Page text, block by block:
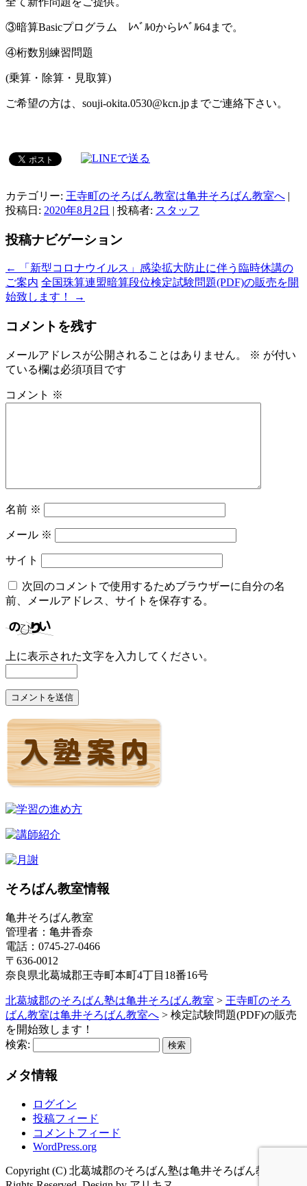
③暗算Basicプログラム ﾚﾍﾞﾙ0からﾚﾍﾞﾙ64まで。
④桁数別練習問題
(乗算・除算・見取算)
ご希望の方は、souji-okita.0530@kcn.jpまでご連絡下さい。
カテゴリー: 王寺町のそろばん教室は亀井そろばん教室へ |
投稿日: 2020年8月2日 | 投稿者: スタッフ
投稿ナビゲーション
←
「新型コロナウイルス」感染拡大防止に伴う臨時休講の
ご案内 全国珠算連盟暗算段位検定試験問題(PDF)の販売を開
始致します！
→
コメントを残す
メールアドレスが公開されることはありません。 ※ が付い
ている欄は必須項目です
コメント ※
名前 ※
メール ※
サイト
次回のコメントで使用するためブラウザーに自分の名
前、メールアドレス、サイトを保存する。
上に表示された文字を入力してください。
そろばん教室情報
亀井そろばん教室
管理者：亀井香奈
電話：0745-27-0466
〒636-0012
奈良県北葛城郡王寺町本町4丁目18番16号
北葛城郡のそろばん塾は亀井そろばん教室 > 王寺町のそろ
ばん教室は亀井そろばん教室へ > 検定試験問題(PDF)の販売
を開始致します！
検索:
メタ情報
ログイン
投稿フィード
コメントフィード
WordPress.org
Copyright (C) 北葛城郡のそろばん塾は亀井そろばん教室 All